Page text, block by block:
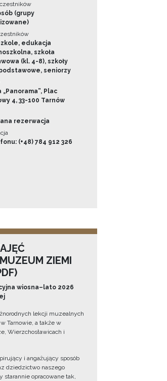
(grupy
edukacja
szkoła
(kl. 4-8), szkoły
seniorzy
„Panorama”, Plac
4, 33-100 Tarnów
rezerwacja
(+48) 784 912 326
ZIEMI
wiosna–lato 2026
lekcji muzealnych
Tarnowie, a także w
Wierzchosławicach i
i angażujący sposób
dziedzictwo naszego
starannie opracowane tak,